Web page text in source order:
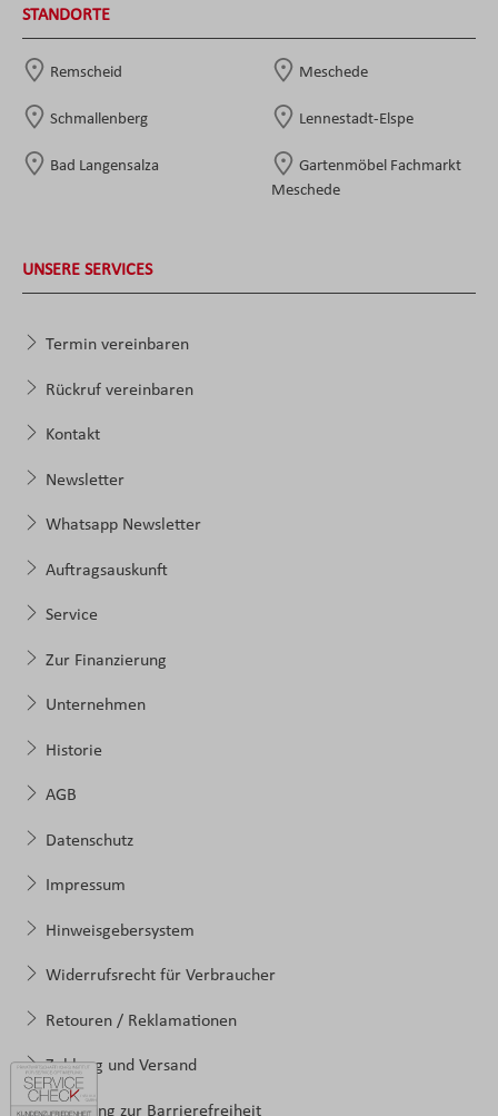
STANDORTE
Remscheid Meschede
Schmallenberg Lennestadt-Elspe
Bad Langensalza
Gartenmöbel Fachmarkt
Meschede
UNSERE SERVICES
Termin vereinbaren
Rückruf vereinbaren
Kontakt
Newsletter
Whatsapp Newsletter
Auftragsauskunft
Service
Zur Finanzierung
Unternehmen
Historie
AGB
Datenschutz
Impressum
Hinweisgebersystem
Widerrufsrecht für Verbraucher
Retouren / Reklamationen
Zahlung und Versand
Erklärung zur Barrierefreiheit